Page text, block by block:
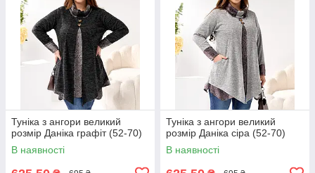
Туніка з ангори великий
розмір Даніка графіт (52-70)
В наявності
Туніка з ангори великий
розмір Даніка сіра (52-70)
В наявності